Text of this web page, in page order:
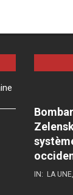
IN: LA UNE,